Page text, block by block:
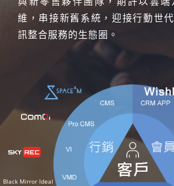
維，串接新舊系統，迎接行動世
訊整合服務的生態圈。
Black Mirror Ideal